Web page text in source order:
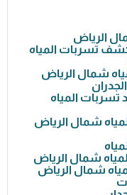
الرياض
تسربات المياه
شمال الرياض
تسربات المياه
شمال الرياض
شمال الرياض
شمال الرياض